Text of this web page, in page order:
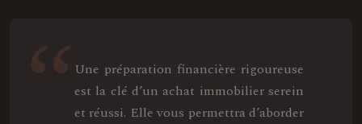
Une préparation financière rigoureuse
est la clé d’un achat immobilier serein
et réussi. Elle vous permettra d’aborder